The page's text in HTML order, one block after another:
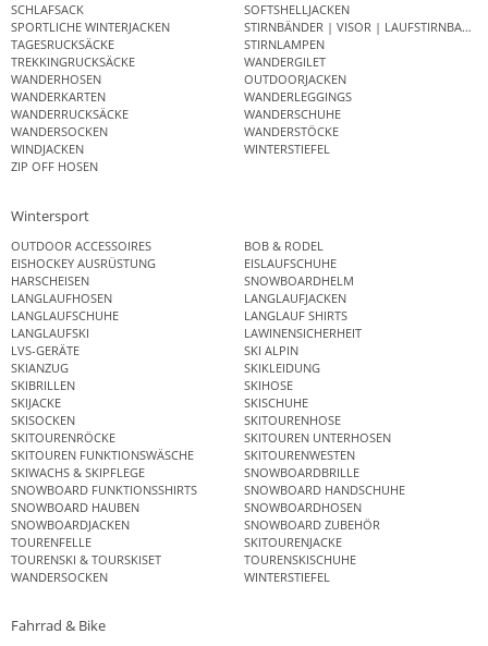
SCHLAFSACK
SOFTSHELLJACKEN
SPORTLICHE WINTERJACKEN
STIRNBÄNDER | VISOR | LAUFSTIRNBAND
TAGESRUCKSÄCKE
STIRNLAMPEN
TREKKINGRUCKSÄCKE
WANDERGILET
WANDERHOSEN
OUTDOORJACKEN
WANDERKARTEN
WANDERLEGGINGS
WANDERRUCKSÄCKE
WANDERSCHUHE
WANDERSOCKEN
WANDERSTÖCKE
WINDJACKEN
WINTERSTIEFEL
ZIP OFF HOSEN
Wintersport
OUTDOOR ACCESSOIRES
BOB & RODEL
EISHOCKEY AUSRÜSTUNG
EISLAUFSCHUHE
HARSCHEISEN
SNOWBOARDHELM
LANGLAUFHOSEN
LANGLAUFJACKEN
LANGLAUFSCHUHE
LANGLAUF SHIRTS
LANGLAUFSKI
LAWINENSICHERHEIT
LVS-GERÄTE
SKI ALPIN
SKIANZUG
SKIKLEIDUNG
SKIBRILLEN
SKIHOSE
SKIJACKE
SKISCHUHE
SKISOCKEN
SKITOURENHOSE
SKITOURENRÖCKE
SKITOUREN UNTERHOSEN
SKITOUREN FUNKTIONSWÄSCHE
SKITOURENWESTEN
SKIWACHS & SKIPFLEGE
SNOWBOARDBRILLE
SNOWBOARD FUNKTIONSSHIRTS
SNOWBOARD HANDSCHUHE
SNOWBOARD HAUBEN
SNOWBOARDHOSEN
SNOWBOARDJACKEN
SNOWBOARD ZUBEHÖR
TOURENFELLE
SKITOURENJACKE
TOURENSKI & TOURSKISET
TOURENSKISCHUHE
WANDERSOCKEN
WINTERSTIEFEL
Fahrrad & Bike